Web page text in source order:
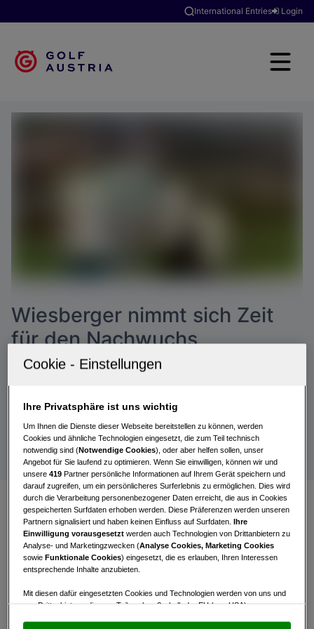
International Entries Login
Wiesberger nimmt sich Zeit
für den Nachwuchs
Bernd Wiesberger konnte beim AJGT Finalturnier 2023
Golfnachwuchs mit einer Trainingssession im
Performance & Competence Center in
Oberwaltersdorf
Die Austrian Juniors Golf Tour (AJGT) powered
by Bernd Wiesberger ist für den österreichischen
Golfnachwuchs – sowie für internationale
Teilnehmer aus dem österreichischen Umland –
eine etablierte Größe und Jahr für Jahr ein voller
Erfolg.
Ihre Privatsphäre ist uns wichtig
Um Ihnen die Dienste dieser Webseite bereitstellen zu können, werden
Cookies und ähnliche Technologien eingesetzt, die zum Teil technisch
notwendig sind (Notwendige Cookies), oder aber helfen sollen, unser
Angebot für Sie laufend zu optimieren. Wenn Sie einwilligen, können wir und
unsere419 Partner persönliche Informationen auf Ihrem Gerät speichern und
darauf zugreifen, um ein persönlicheres Surferlebnis zu ermöglichen. Dies wird
durch die Verarbeitung personenbezogener Daten erreicht, die aus in Cookies
gespeicherten Surfdaten erhoben werden. Diese Präferenzen werden unseren
Partnern signalisiert und haben keinen Einfluss auf Surfdaten.Ihre
Einwilligung vorausgesetzt werden auch Technologien von Drittanbietern zu
Analyse- und Marketingzwecken (Analyse Cookies, Marketing Cookies
sowieFunktionale Cookies) eingesetzt, die es erlauben, Ihren Interessen
entsprechende Inhalte anzubieten.
Mit diesen dafür eingesetzten Cookies und Technologien werden von uns und
von Drittanbietern, die zum Teil auch außerhalb der EU (u.a. USA)